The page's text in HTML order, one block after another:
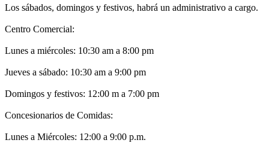
Los sábados, domingos y festivos, habrá un administrativo a cargo.
Centro Comercial:
Lunes a miércoles: 10:30 am a 8:00 pm
Jueves a sábado: 10:30 am a 9:00 pm
Domingos y festivos: 12:00 m a 7:00 pm
Concesionarios de Comidas:
Lunes a Miércoles: 12:00 a 9:00 p.m.